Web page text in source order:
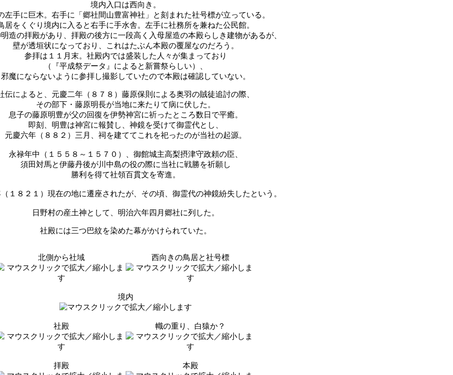
境内入口は西向き。
左手に巨木。右手に「郷社間山豊富神社」と刻まれた社号標が立っている。
居をくぐり境内に入ると右手に手水舎。左手に社務所を兼ねた公民館。
造の拝殿があり、拝殿の後方に一段高く入母屋造の本殿らしき建物があるが、
壁が透垣状になっており、これはたぶん本殿の覆屋なのだろう。
参拝は１１月末。社殿内では盛装した人々が集まっており
（『平成祭データ』によると新嘗祭らしい）、
邪魔にならないように参拝し撮影していたので本殿は確認していない。
伝によると、元慶二年（８７８）藤原保則による奥羽の賊徒追討の際、
その部下・藤原明長が当地に来たりて病に伏した。
息子の藤原明豊が父の回復を伊勢神宮に祈ったところ数日で平癒。
即刻、明豊は神宮に報賛し、神鏡を受けて御霊代とし、
元慶六年（８８２）三月、祠を建ててこれを祀ったのが当社の起源。
永禄年中（１５５８～１５７０）、御館城主高梨摂津守政頼の臣、
須田対馬と伊藤丹後が川中島の役の際に当社に戦勝を祈願し
勝利を得て社領百貫文を寄進。
１８２１）現在の地に遷座されたが、その頃、御霊代の神鏡紛失したという。
日野村の産土神として、明治六年四月郷社に列した。
社殿には三つ巴紋を染めた幕がかけられていた。
北側から社域 西向きの鳥居と社号標
境内
社殿 幟の重り、白猿か？
拝殿 本殿